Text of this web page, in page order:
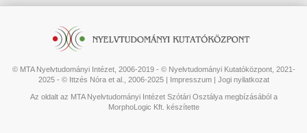
© MTA Nyelvtudományi Intézet, 2006-2019 - © Nyelvtudományi Kutatóközpont, 2021-
2025 - © Ittzés Nóra et al., 2006-2025 | Impresszum| Jogi nyilatkozat
Az oldalt az MTA Nyelvtudományi Intézet Szótári Osztálya megbízásából a
MorphoLogic Kft. készítette